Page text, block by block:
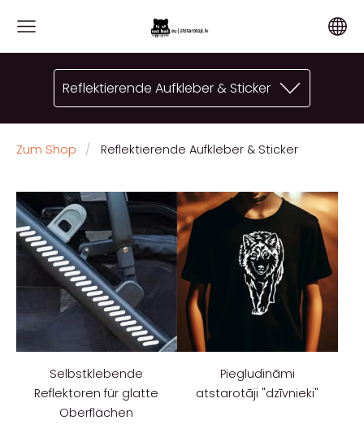
Reflektierende Aufkleber & Sticker
Zum Shop Reflektierende Aufkleber & Sticker
Selbstklebende
Reflektoren für glatte
Oberflächen
Piegludināmi
atstarotāji "dzīvnieki"